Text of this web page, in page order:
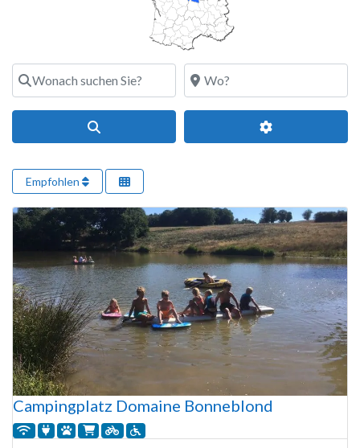
Wonach suchen Sie? Wo?
Erweiterte
Empfohlen
Campingplatz Domaine Bonneblond